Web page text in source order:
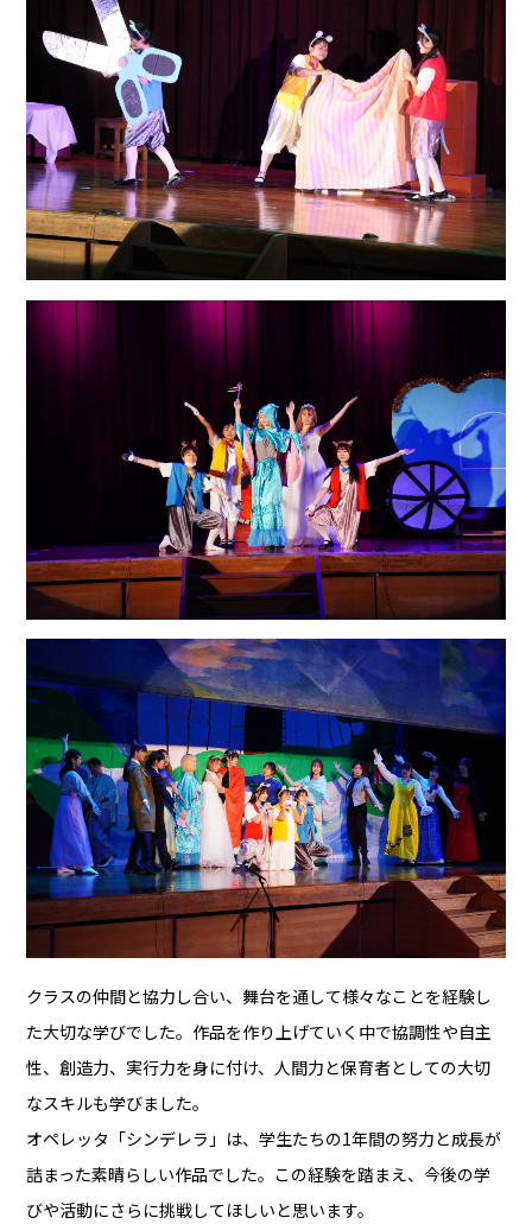
クラスの仲間と協力し合い、舞台を通して様々なことを経験し
た大切な学びでした。作品を作り上げていく中で協調性や自主
性、創造力、実行力を身に付け、人間力と保育者としての大切
なスキルも学びました。
オペレッタ「シンデレラ」は、学生たちの1年間の努力と成長が
詰まった素晴らしい作品でした。この経験を踏まえ、今後の学
びや活動にさらに挑戦してほしいと思います。